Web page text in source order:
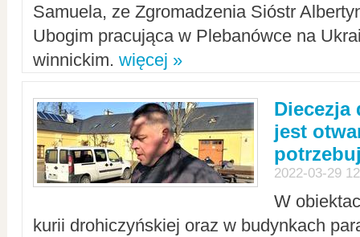
Samuela, ze Zgromadzenia Sióstr
Ubogim pracująca w Plebanówce na
winnickim. więcej »
Diecezja
jest
2022-03-29
W
kurii drohiczyńskiej oraz w budynkach